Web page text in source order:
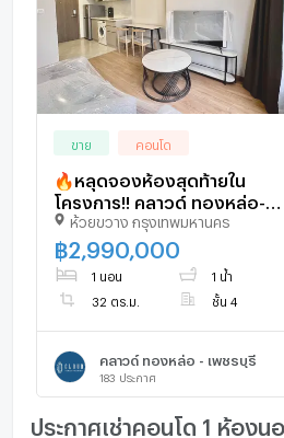
ขาย คอนโด
🔥หลุดจองห้องสุดท้ายใน
โครงการ!! คลาวด์ ทองหล่อ-
เพชรบุรี (Cloud) 1 ห้องนอน-1
ห้องน้ำ 32 ตรม. 2.99 ลบ. ฟรี
โอน!! 093-615-5959
ห้วยขวาง กรุงเทพมหานคร
฿2,990,000
1 นอน 1 น้ำ
32 ตร.ม. ชั้น 4
คลาวด์ ทองหล่อ - เพชรบุรี
183 ประกาศ